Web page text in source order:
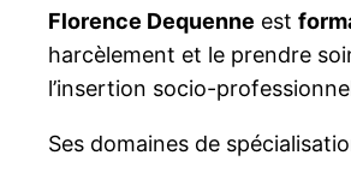
Florence Dequenne est
harcèlement et le prendre
l’insertion socio-
Ses domaines de